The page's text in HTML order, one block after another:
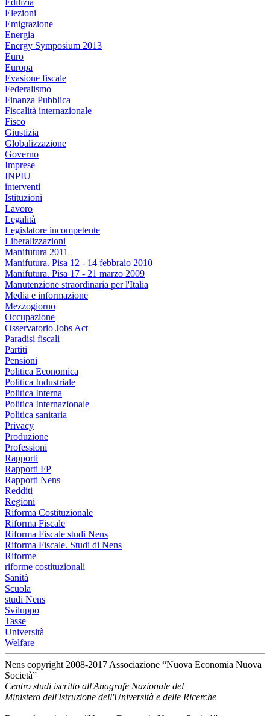
Elezioni
Emigrazione
Energia
Energy Symposium 2013
Euro
Europa
Evasione fiscale
Federalismo
Finanza Pubblica
Fiscalità internazionale
Fisco
Giustizia
Globalizzazione
Governo
Imprese
INPIU
interventi
Istituzioni
Lavoro
Legalità
Legislatore incompetente
Liberalizzazioni
Manifutura 2011
Manifutura. Pisa 12 - 14 febbraio 2010
Manifutura. Pisa 17 - 21 marzo 2009
Manutenzione straordinaria per l'Italia
Media e informazione
Mezzogiorno
Occupazione
Osservatorio Jobs Act
Paradisi fiscali
Partiti
Pensioni
Politica Economica
Politica Industriale
Politica Interna
Politica Internazionale
Politica sanitaria
Privacy
Produzione
Professioni
Rapporti
Rapporti FP
Rapporti Nens
Redditi
Regioni
Riforma Costituzionale
Riforma Fiscale
Riforma Fiscale studi Nens
Riforma Fiscale. Studi di Nens
Riforme
riforme costituzionali
Sanità
Scuola
studi Nens
Sviluppo
Tasse
Università
Welfare
Nens copyright 2008-2017 Associazione “Nuova Economia Nuova
Società”
Centro studi iscritto all'Anagrafe Nazionale del
Ministero dell'Istruzione dell'Università e delle Ricerche